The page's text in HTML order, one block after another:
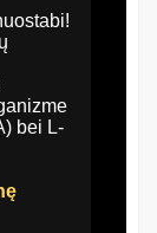
bei L-